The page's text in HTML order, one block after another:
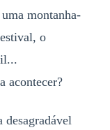
montanha-
o
acontecer?